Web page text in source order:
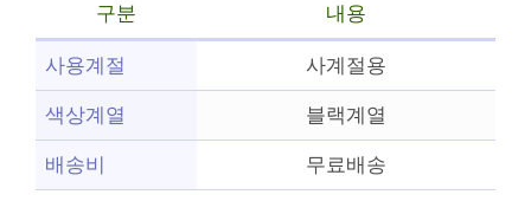
구분 내용
사용계절 사계절용
색상계열 블랙계열
배송비 무료배송